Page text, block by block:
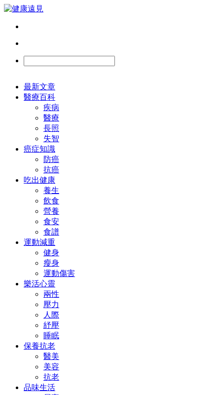
最新文章
醫療百科
疾病
醫療
長照
失智
癌症知識
防癌
抗癌
吃出健康
養生
飲食
營養
食安
食譜
運動減重
健身
瘦身
運動傷害
樂活心靈
兩性
壓力
人際
紓壓
睡眠
保養抗老
醫美
美容
抗老
品味生活